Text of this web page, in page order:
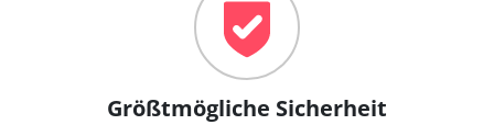
Größtmögliche Sicherheit